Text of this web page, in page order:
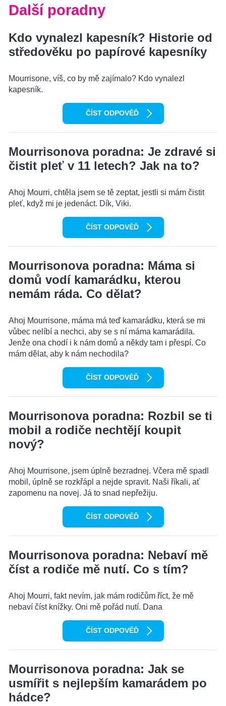
Další poradny
Kdo vynalezl kapesník? Historie od
středověku po papírové kapesníky
Mourrisone, víš, co by mě zajímalo? Kdo vynalezl
kapesník.
ČÍST ODPOVĚĎ
Mourrisonova poradna: Je zdravé si
čistit pleť v 11 letech? Jak na to?
Ahoj Mourri, chtěla jsem se tě zeptat, jestli si mám čistit
pleť, když mi je jedenáct. Dík, Viki.
ČÍST ODPOVĚĎ
Mourrisonova poradna: Máma si
domů vodí kamarádku, kterou
nemám ráda. Co dělat?
Ahoj Mourrisone, máma má teď kamarádku, která se mi
vůbec nelíbí a nechci, aby se s ní máma kamarádila.
Jenže ona chodí i k nám domů a někdy tam i přespí. Co
mám dělat, aby k nám nechodila?
ČÍST ODPOVĚĎ
Mourrisonova poradna: Rozbil se ti
mobil a rodiče nechtějí koupit
nový?
Ahoj Mourrisone, jsem úplně bezradnej. Včera mě spadl
mobil, úplně se rozkřápl a nejde spravit. Naši říkali, ať
zapomenu na novej. Já to snad nepřežiju.
ČÍST ODPOVĚĎ
Mourrisonova poradna: Nebaví mě
číst a rodiče mě nutí. Co s tím?
Ahoj Mourri, fakt nevím, jak mám rodičům říct, že mě
nebaví číst knížky. Oni mě pořád nutí. Dana
ČÍST ODPOVĚĎ
Mourrisonova poradna: Jak se
usmířit s nejlepším kamarádem po
hádce?